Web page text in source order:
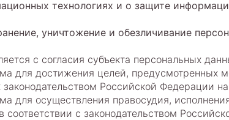
технологиях и о защите
уничтожение и обезличивание
с согласия субъекта персональных
для достижения целей,
Российской Федерации
для осуществления правосудия,
с законодательством